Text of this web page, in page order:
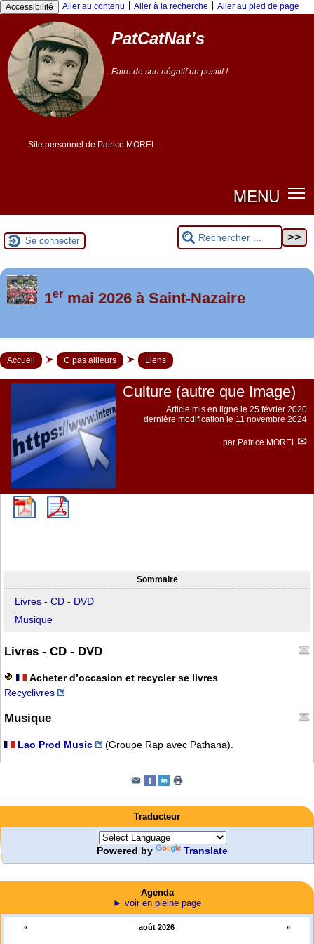
Panneau de gestion des cookies
Accessibilité Aller au contenu Aller à la recherche Aller au pied de page
PatCatNat’s
Faire de son négatif un positif !
Site personnel de Patrice MOREL.
MENU
Se connecter
Foutez-nous la paix !
1ermai 2026 à Saint-Nazaire
Accueil C pas ailleurs Liens
Culture (autre que Image)
Article mis en ligne le 25 février 2020
dernière modification le 11 novembre 2024
par Patrice MOREL
Sommaire
Livres - CD - DVD
Musique
Livres - CD - DVD
Acheter d’occasion et recycler se livres
Recyclivres
Musique
Lao Prod Music (Groupe Rap avec Pathana).
Traducteur
Powered by Translate
Agenda
► voir en pleine page
« août 2026 »